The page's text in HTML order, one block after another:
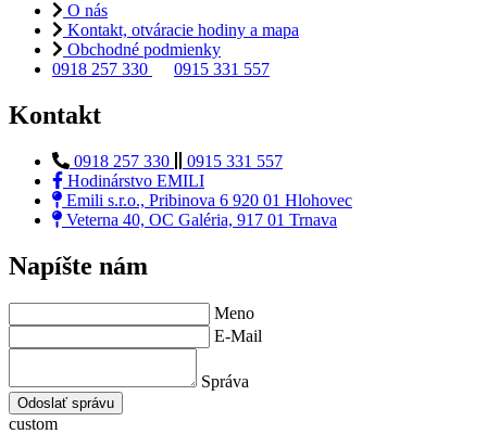
O nás
Kontakt, otváracie hodiny a mapa
Obchodné podmienky
0918 257 330
0915 331 557
Kontakt
0918 257 330
0915 331 557
Hodinárstvo EMILI
Emili s.r.o., Pribinova 6 920 01 Hlohovec
Veterna 40, OC Galéria, 917 01 Trnava
Napíšte nám
Meno
E-Mail
Správa
Odoslať správu
custom